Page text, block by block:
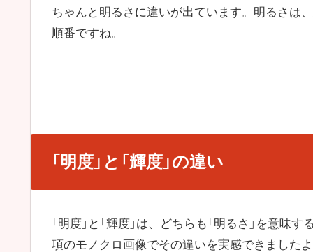
ちゃんと明るさに違いが出ています。明るさは、
順番ですね。
「明度」と「輝度」の違い
「明度」と「輝度」は、どちらも「明るさ」を意味
項のモノクロ画像でその違いを実感できました